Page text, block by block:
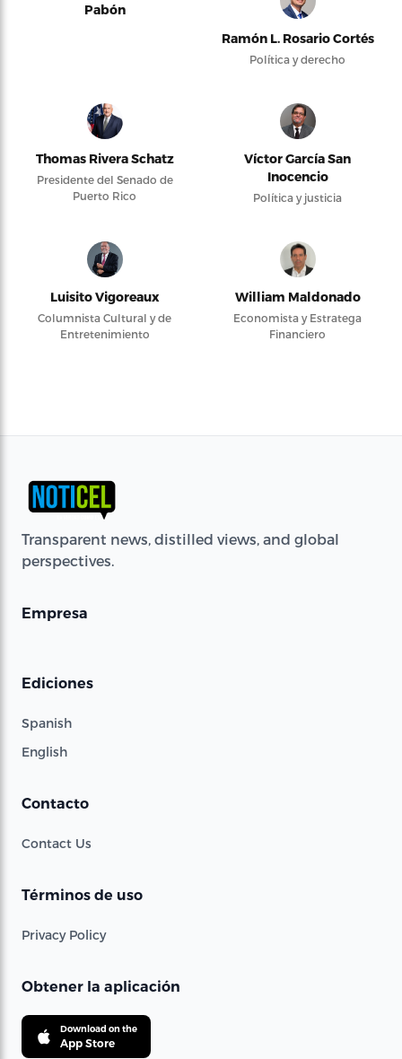
Pabón
Ramón L. Rosario Cortés
Política y derecho
Thomas Rivera Schatz
Presidente del Senado de
Puerto Rico
Víctor García San
Inocencio
Política y justicia
Luisito Vigoreaux
Columnista Cultural y de
Entretenimiento
William Maldonado
Economista y Estratega
Financiero
Transparent news, distilled views, and global
perspectives.
Empresa
Ediciones
Spanish
English
Contacto
Contact Us
Términos de uso
Privacy Policy
Obtener la aplicación
Download on the
App Store